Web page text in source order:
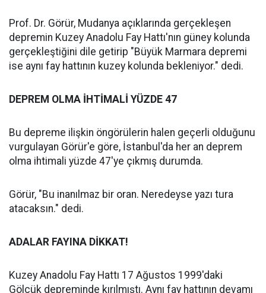
Prof. Dr. Görür, Mudanya açıklarında gerçekleşen
depremin Kuzey Anadolu Fay Hattı'nın güney kolunda
gerçekleştiğini dile getirip "Büyük Marmara depremi
ise aynı fay hattının kuzey kolunda bekleniyor." dedi.
DEPREM OLMA İHTİMALİ YÜZDE 47
Bu depreme ilişkin öngörülerin halen geçerli olduğunu
vurgulayan Görür'e göre, İstanbul'da her an deprem
olma ihtimali yüzde 47'ye çıkmış durumda.
Görür, "Bu inanılmaz bir oran. Neredeyse yazı tura
atacaksın." dedi.
ADALAR FAYINA DİKKAT!
Kuzey Anadolu Fay Hattı 17 Ağustos 1999'daki
Gölcük depreminde kırılmıştı. Aynı fay hattının devamı